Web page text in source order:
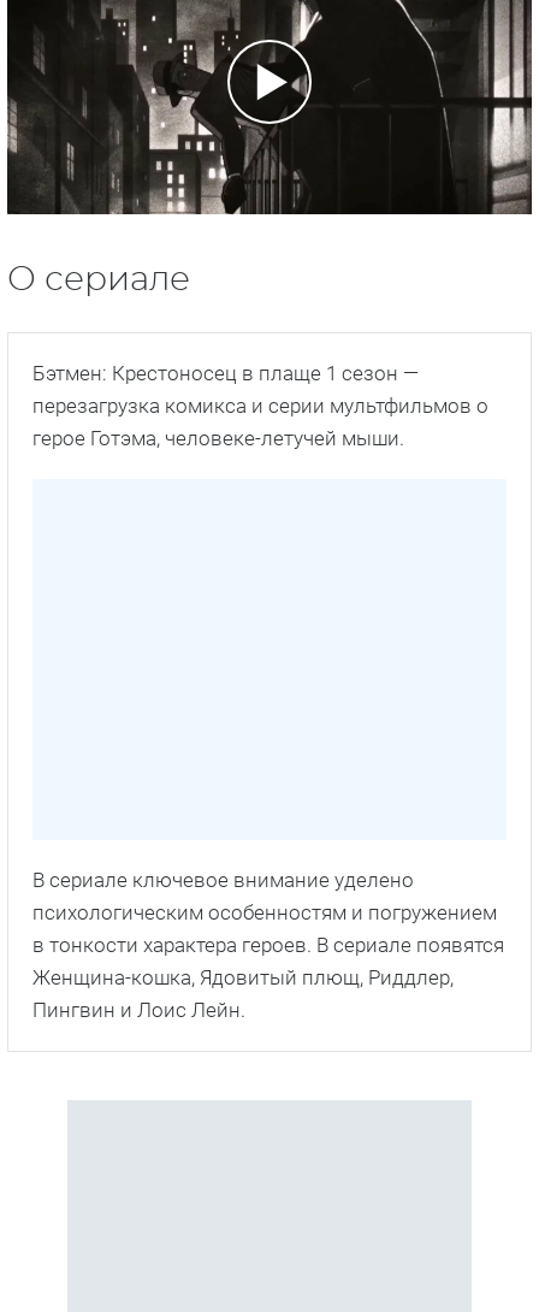
О сериале
Бэтмен: Крестоносец в плаще 1 сезон —
перезагрузка комикса и серии мультфильмов о
герое Готэма, человеке-летучей мыши.
В сериале ключевое внимание уделено
психологическим особенностям и погружением
в тонкости характера героев. В сериале появятся
Женщина-кошка, Ядовитый плющ, Риддлер,
Пингвин и Лоис Лейн.